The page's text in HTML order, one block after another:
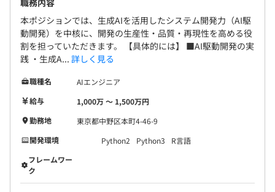
職務内容
本ポジションでは、生成AIを活用したシステム開発力（AI駆
動開発）を中核に、開発の生産性・品質・再現性を高める役
割を担っていただきます。 【具体的には】 ■AI駆動開発の実
践 ・生成A... 詳しく見る
職種名
AIエンジニア
給与
1,000万 〜 1,500万円
勤務地
東京都中野区本町4-46-9
開発環境
Python2 Python3
R言語
フレームワー
ク